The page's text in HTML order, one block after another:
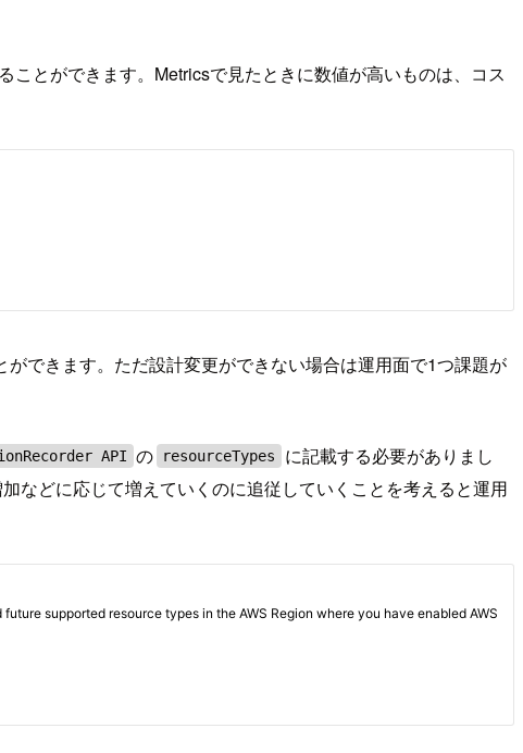
とができます。Metricsで見たときに数値が高いものは、コス
できます。ただ設計変更ができない場合は運用面で1つ課題が
API の resourceTypes
に記載する必要がありまし
などに応じて増えていくのに追従していくことを考えると運用